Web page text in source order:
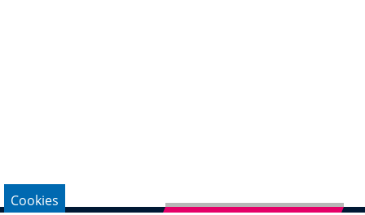
Cookies